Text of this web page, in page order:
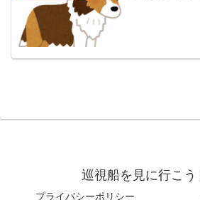
巡視船を見に行こう
プライバシーポリシー